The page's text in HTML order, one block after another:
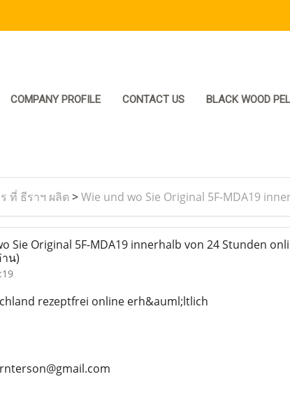
COMPANY PROFILE CONTACT US BLACK WOOD
ที่ ธีราฯ ผลิต >Wie und wo Sie Original 5F-MDA19
Sie Original 5F-MDA19 innerhalb von 24 Stunden
น)
rezeptfrei online erh&auml;ltlich